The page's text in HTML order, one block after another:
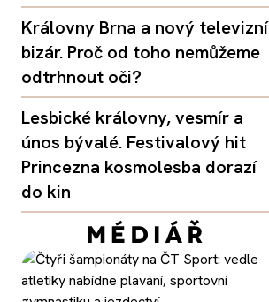
Královny Brna a nový televizní
bizár. Proč od toho nemůžeme
odtrhnout oči?
Lesbické královny, vesmír a
únos bývalé. Festivalový hit
Princezna kosmolesba dorazí
do kin